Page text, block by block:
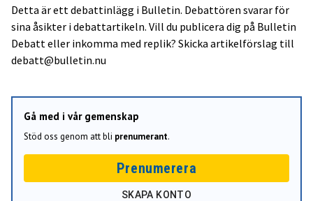
Detta är ett debattinlägg i Bulletin. Debattören svarar för
sina åsikter i debattartikeln. Vill du publicera dig på Bulletin
Debatt eller inkomma med replik? Skicka artikelförslag till
debatt@bulletin.nu
Gå med i vår gemenskap
Stöd oss genom att bli prenumerant.
Prenumerera
SKAPA KONTO